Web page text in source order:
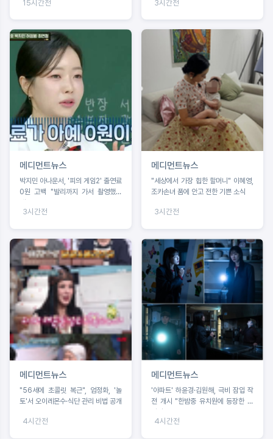
15시간전 3시간전
메디먼트뉴스
박지민 아나운서, '피의 게임2' 출연료
0원 고백 "발리까지 가서 촬영했는
3시간전
메디먼트뉴스
"세상에서 가장 힙한 할머니" 이혜영,
조카손녀 품에 안고 전한 기쁜 소식
3시간전
메디먼트뉴스
"56세에 초콜릿 복근", 엄정화, '놀
토'서 오이레몬수·식단 관리 비법 공개
4시간전
메디먼트뉴스
'아파트' 하윤경·김원해, 극비 잠입 작
전 개시 "한밤중 유치원에 등장한 두
4시간전